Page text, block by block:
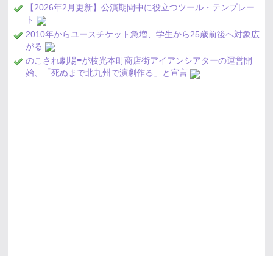
【2026年2月更新】公演期間中に役立つツール・テンプレー
ト
2010年からユースチケット急増、学生から25歳前後へ対象広
がる
のこされ劇場≡が枝光本町商店街アイアンシアターの運営開
始、「死ぬまで北九州で演劇作る」と宣言